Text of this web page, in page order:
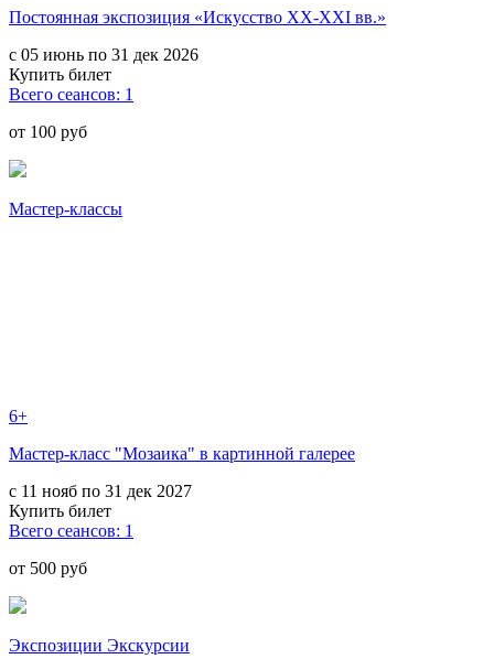
Постоянная экспозиция «Искусство XX-XXI вв.»
с 05 июнь по 31 дек 2026
Купить билет
Всего сеансов: 1
от 100 руб
Мастер-классы
6+
Мастер-класс "Мозаика" в картинной галерее
с 11 нояб по 31 дек 2027
Купить билет
Всего сеансов: 1
от 500 руб
Экспозиции Экскурсии